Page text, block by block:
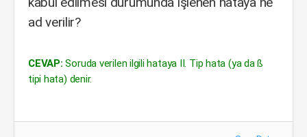
ad verilir?
CEVAP: Soruda verilen ilgili hataya II. Tip hata (ya da ß
tipi hata) denir.